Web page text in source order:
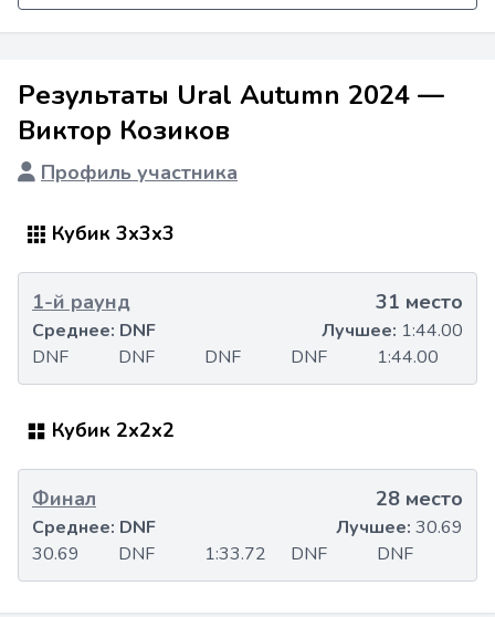
Результаты Ural Autumn 2024 —
Виктор Козиков
Профиль участника
Кубик 3x3x3
1-й раунд 31 место
DNF DNF DNF DNF 1:44.00
Среднее: DNF Лучшее: 1:44.00
Кубик 2x2x2
Финал 28 место
30.69 DNF 1:33.72 DNF DNF
Среднее: DNF Лучшее: 30.69